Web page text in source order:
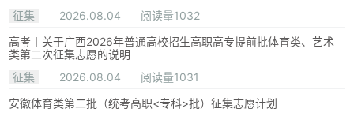
征集
2026.08.04
阅读量1032
高考丨关于广西2026年普通高校招生高职高专提前批体育类、艺术
类第二次征集志愿的说明
征集
2026.08.04
阅读量1031
安徽体育类第二批（统考高职<专科>批）征集志愿计划